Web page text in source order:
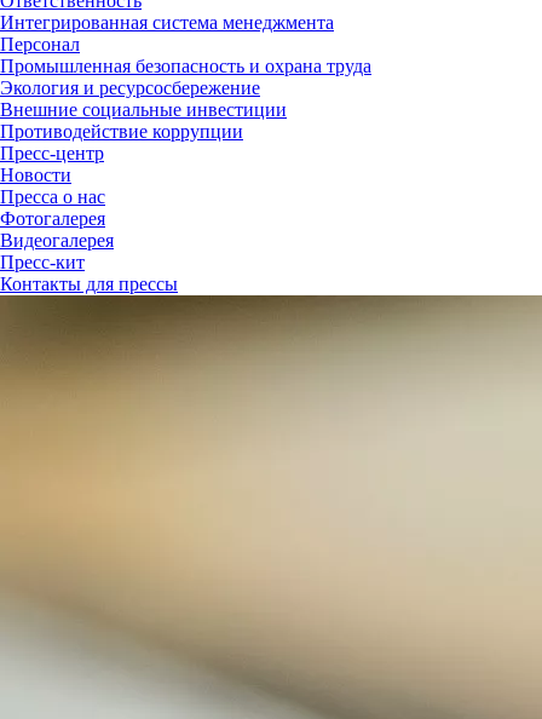
Интегрированная система менеджмента
Персонал
Промышленная безопасность и охрана труда
Экология и ресурсосбережение
Внешние социальные инвестиции
Противодействие коррупции
Пресс-центр
Новости
Пресса о нас
Фотогалерея
Видеогалерея
Пресс-кит
Контакты для прессы